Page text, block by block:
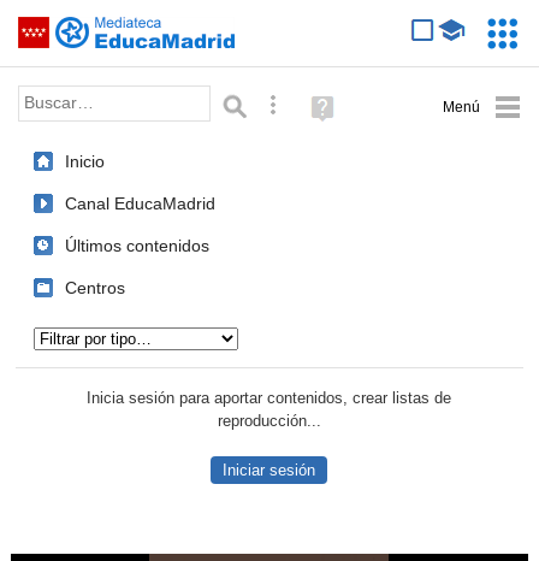
Saltar navegación
Palabra o frase: Búsqueda avanzada
Ayuda
(en
Inicio
Canal EducaMadrid
Últimos contenidos
Centros
Inicia sesión para aportar contenidos, crear listas de
reproducción...
Iniciar sesión